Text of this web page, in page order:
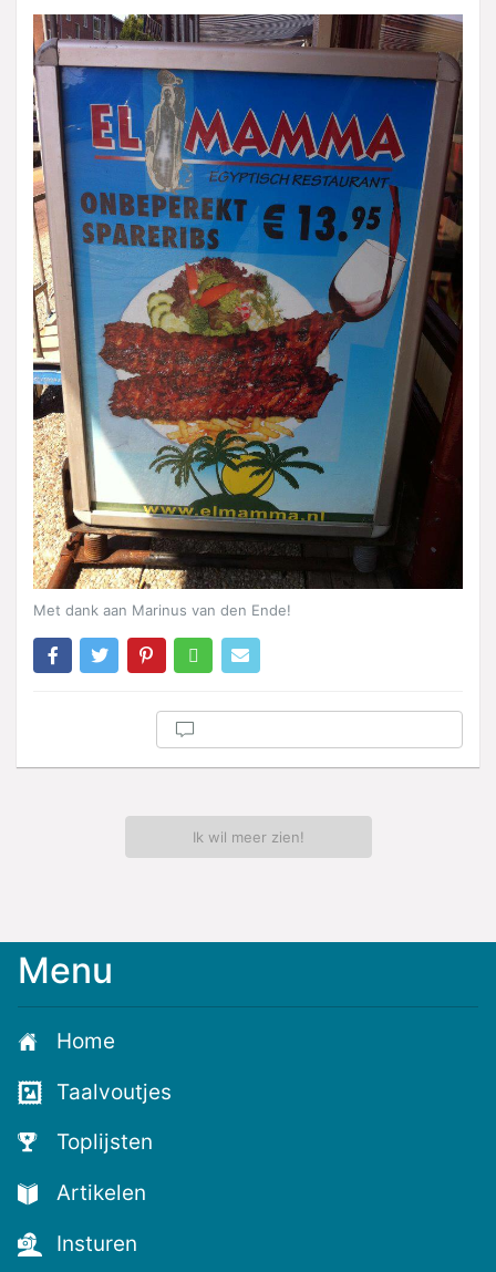
Met dank aan Marinus van den Ende!
Ik wil meer zien!
Meld
voor
de
nieuwste
voutjes
en
de
voutste
nieuwtjes!
Menu
Home
Taalvoutjes
Toplijsten
Artikelen
Insturen